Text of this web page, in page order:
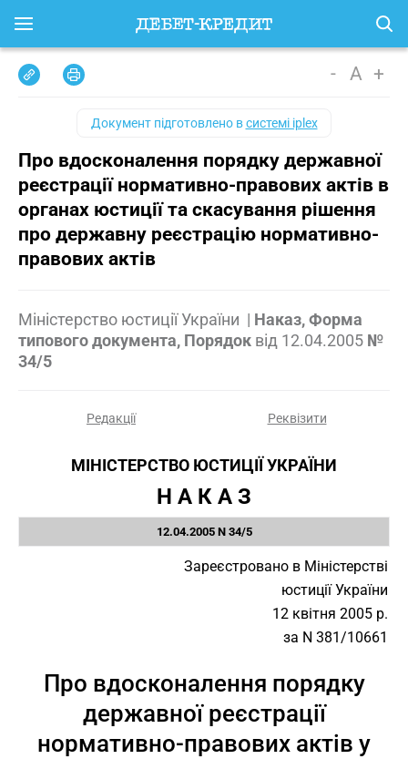
- A +
Документ підготовлено всистемі iplex
Про вдосконалення порядку державної
реєстрації нормативно-правових актів в
органах юстиції та скасування рішення
про державну реєстрацію нормативно-
правових актів
Міністерство юстиції України | Наказ, Форма
типового документа, Порядок від 12.04.2005 №
34/5
Редакції Реквізити
МІНІСТЕРСТВО ЮСТИЦІЇ УКРАЇНИ
Н А К А З
12.04.2005 N 34/5
Зареєстровано в Міністерстві
юстиції України
12 квітня 2005 р.
за N 381/10661
Про вдосконалення порядку
державної реєстрації
нормативно-правових актів у